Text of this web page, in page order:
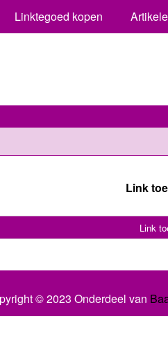
Linktegoed kopen
Link
Link
© 2023 Onderdeel van